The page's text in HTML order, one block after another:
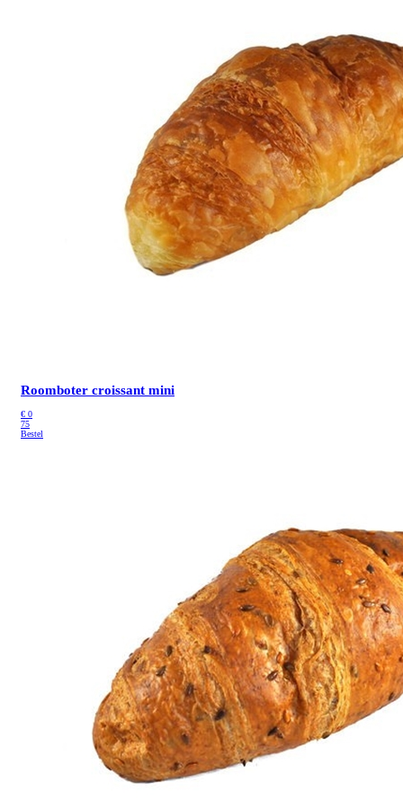
Roomboter croissant mini
€ 0
75
Bestel